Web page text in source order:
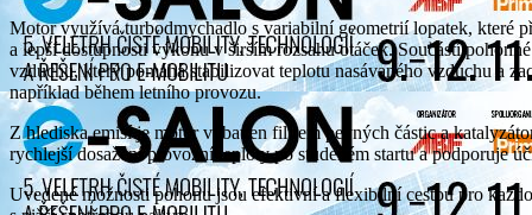
Motor využívá turbodmychadlo s variabilní geometrií lopatek, které
a lepší dostupnosti výkonu v širším rozsahu otáček. Součástí
vzduchu, který pomáhá stabilizovat teplotu nasávaného vzduchu a
například během letního provozu.
Z hlediska emisí je motor vybaven filtrem pevných částic a
rychlejší dosažení provozní teploty po studeném startu a podporuje
Uvedené možnosti pohonu jsou efektivní a flexibilní cestou pro